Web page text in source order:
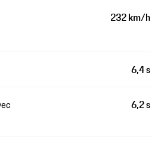
232 km/h
6,4 s
6,2 s